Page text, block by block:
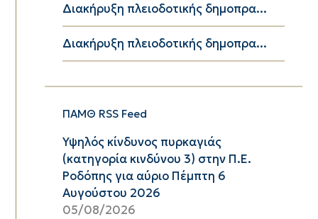
Διακήρυξη πλειοδοτικής δημοπρα...
Διακήρυξη πλειοδοτικής δημοπρα...
ΠΑΜΘ RSS Feed
Υψηλός κίνδυνος πυρκαγιάς
(κατηγορία κινδύνου 3) στην Π.Ε.
Ροδόπης για αύριο Πέμπτη 6
Αυγούστου 2026
05/08/2026